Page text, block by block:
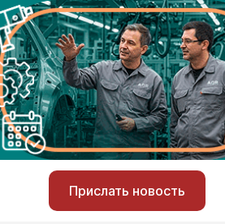
Прислать новость